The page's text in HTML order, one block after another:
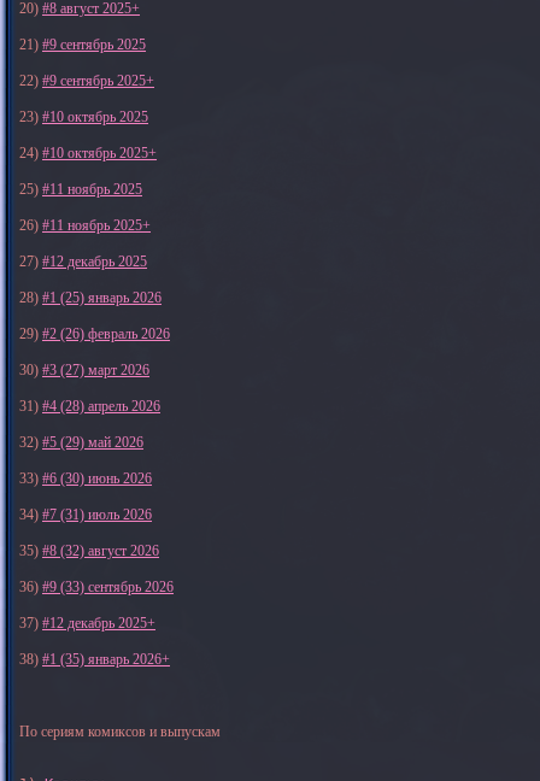
20) #8 август 2025+
21) #9 сентябрь 2025
22) #9 сентябрь 2025+
23) #10 октябрь 2025
24) #10 октябрь 2025+
25) #11 ноябрь 2025
26) #11 ноябрь 2025+
27) #12 декабрь 2025
28) #1 (25) январь 2026
29) #2 (26) февраль 2026
30) #3 (27) март 2026
31) #4 (28) апрель 2026
32) #5 (29) май 2026
33) #6 (30) июнь 2026
34) #7 (31) июль 2026
35) #8 (32) август 2026
36) #9 (33) сентябрь 2026
37) #12 декабрь 2025+
38) #1 (35) январь 2026+
По сериям комиксов и выпускам